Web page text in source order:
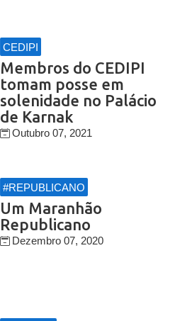
CEDIPI
Membros do CEDIPI
tomam posse em
solenidade no Palácio
de Karnak
Outubro 07, 2021
#REPUBLICANO
Um Maranhão
Republicano
Dezembro 07, 2020